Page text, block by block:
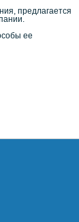
предлагается
ее